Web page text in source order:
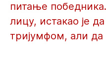
питање
лицу, истакао је
тријумфом, али да